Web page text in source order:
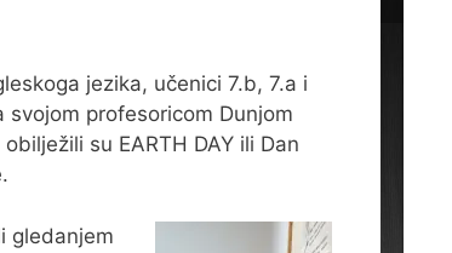
jezika, učenici 7.b, 7.a i
svojom profesoricom Dunjom
su EARTH DAY ili Dan
gledanjem